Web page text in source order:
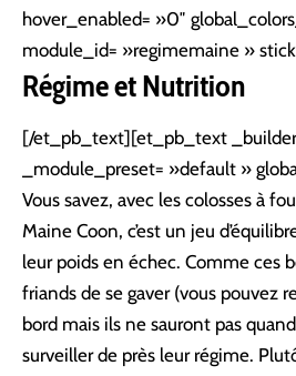
hover_enabled= »0″
module_id= »regimemaine »
Régime et Nutrition
[/et_pb_text][et_pb_text
_module_preset= »default »
Vous savez, avec les colosses à
Maine Coon, c’est un jeu
leur poids en échec. Comme ces
friands de se gaver (vous pouvez
bord mais ils ne sauront pas
surveiller de près leur régime.